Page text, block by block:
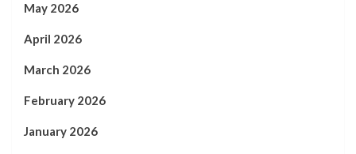
May 2026
April 2026
March 2026
February 2026
January 2026